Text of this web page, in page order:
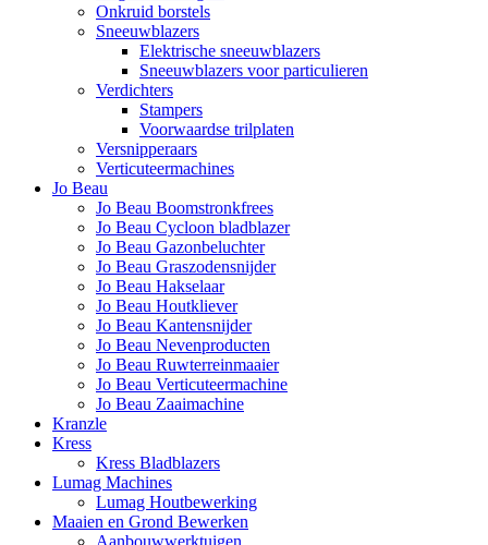
Onkruid borstels
Sneeuwblazers
Elektrische sneeuwblazers
Sneeuwblazers voor particulieren
Verdichters
Stampers
Voorwaardse trilplaten
Versnipperaars
Verticuteermachines
Jo Beau
Jo Beau Boomstronkfrees
Jo Beau Cycloon bladblazer
Jo Beau Gazonbeluchter
Jo Beau Graszodensnijder
Jo Beau Hakselaar
Jo Beau Houtkliever
Jo Beau Kantensnijder
Jo Beau Nevenproducten
Jo Beau Ruwterreinmaaier
Jo Beau Verticuteermachine
Jo Beau Zaaimachine
Kranzle
Kress
Kress Bladblazers
Lumag Machines
Lumag Houtbewerking
Maaien en Grond Bewerken
Aanbouwwerktuigen